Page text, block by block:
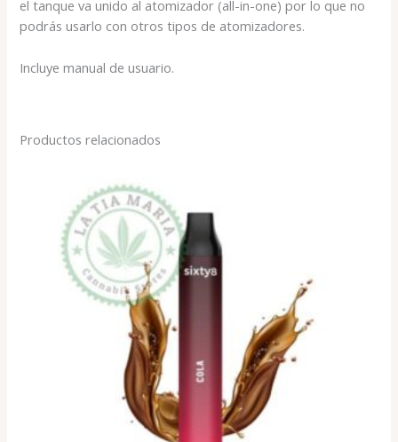
el tanque va unido al atomizador (all-in-one) por lo que no
podrás usarlo con otros tipos de atomizadores.
Incluye manual de usuario.
Productos relacionados